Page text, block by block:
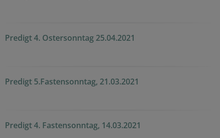
Predigt 4. Ostersonntag 25.04.2021
Predigt 5.Fastensonntag, 21.03.2021
Predigt 4. Fastensonntag, 14.03.2021